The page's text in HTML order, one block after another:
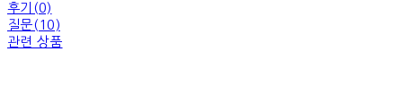
후기(0)
질문(10)
관련 상품